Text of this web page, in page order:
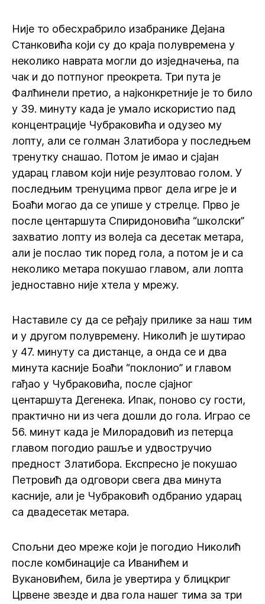
Није то обесхрабрило изабранике Дејана
Станковића који су до краја полувремена у
неколико наврата могли до изједначења, па
чак и до потпуног преокрета. Три пута је
Фалћинели претио, а најконкретније је то било
у 39. минуту када је умало искористио пад
концентрације Чубраковића и одузео му
лопту, али се голман Златибора у последњем
тренутку снашао. Потом је имао и сјајан
ударац главом који није резултовао голом. У
последњим тренуцима првог дела игре је и
Боаћи могао да се упише у стрелце. Прво је
после центаршута Спиридоновића “школски”
захватио лопту из волеја са десетак метара,
али је послао тик поред гола, а потом је и са
неколико метара покушао главом, али лопта
једноставно није хтела у мрежу.
Наставиле су да се ређају прилике за наш тим
и у другом полувремену. Николић је шутирао
у 47. минуту са дистанце, а онда се и два
минута касније Боаћи “поклонио” и главом
гађао у Чубраковића, после сјајног
центаршута Дегенека. Ипак, поново су гости,
практично ни из чега дошли до гола. Играо се
56. минут када је Милорадовић из петерца
главом погодио рашље и удвостручио
предност Златибора. Експресно је покушао
Петровић да одговори свега два минута
касније, али је Чубраковић одбранио ударац
са двадесетак метара.
Спољни део мреже који је погодио Николић
после комбинације са Иванићем и
Вукановићем, била је увертира у блицкриг
Црвене звезде и два гола нашег тима за три